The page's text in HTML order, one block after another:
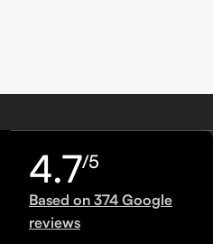
4.7/5
Based on 374 Google
reviews